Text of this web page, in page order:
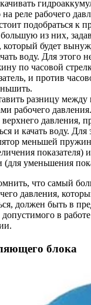
реле рабочего
подобраться к
большую из них,
который будет
воду. Для этого
по часовой
и против
разницу
рабочего
верхнего давления,
и качать воду. Для
меньшей
показателя)
(для уменьшения
что самый
давления,
должен быть в
в
блока